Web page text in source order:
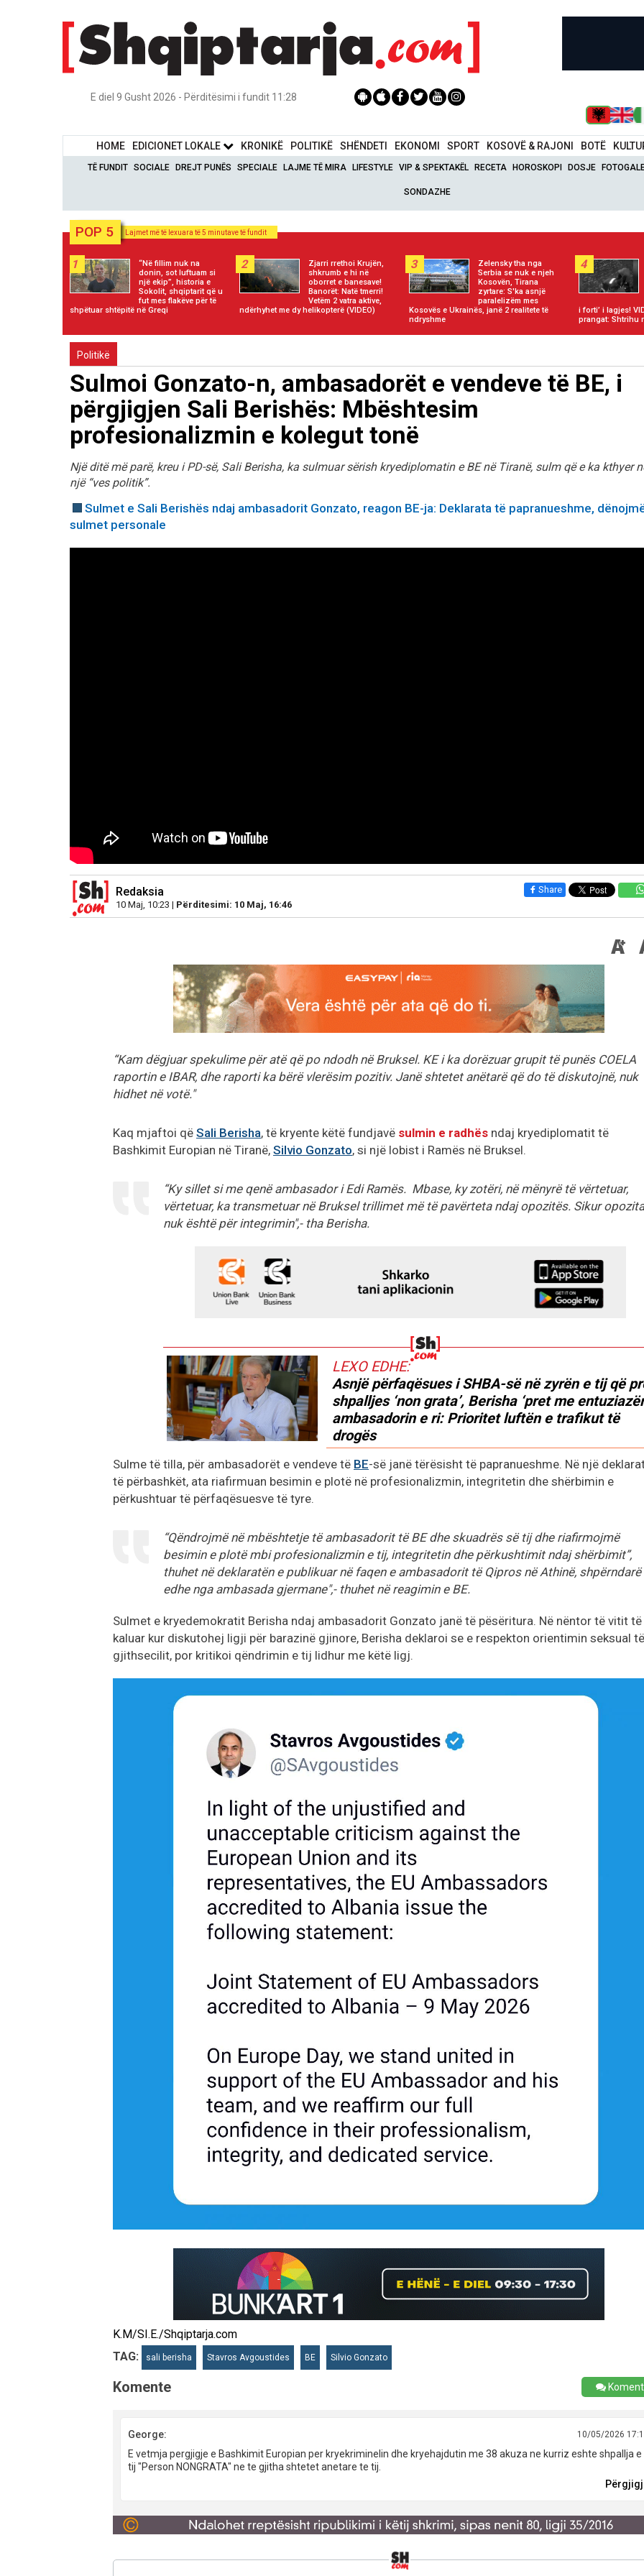
E diel 9 Gusht 2026 - Përditësimi i fundit 11:28
HOME EDICIONET LOKALE KRONIKË POLITIKË SHËNDETI EKONOMI SPORT KOSOVË & RAJONI BOTË
TË FUNDIT SOCIALE DREJT PUNËS SPECIALE LAJME TË MIRA LIFESTYLE VIP & SPEKTAKËL RECETA HOROSKOPI DOSJE
SONDAZHE
POP 5 Lajmet më të lexuara të 5 minutave të fundit
1
“Në fillim nuk na
donin, sot luftuam si
një ekip”, historia e
Sokolit, shqiptarit që u
fut mes flakëve për të
shpëtuar shtëpitë në Greqi
2
Zjarri rrethoi Krujën,
shkrumb e hi në
oborret e banesave!
Banorët: Natë tmerri!
Vetëm 2 vatra aktive,
ndërhyhet me dy helikopterë (VIDEO)
3
Zelensky tha nga
Serbia se nuk e njeh
Kosovën, Tirana
zyrtare: S'ka asnjë
paralelizëm mes
Kosovës e Ukrainës, janë 2 realitete të
ndryshme
4
i forti’ i lagjes!
prangat: Shtrihu
Politikë
Sulmoi Gonzato-n, ambasadorët e vendeve të BE, i
përgjigjen Sali Berishës: Mbështesim
profesionalizmin e kolegut tonë
Një ditë më parë, kreu i PD-së, Sali Berisha, ka sulmuar sërish kryediplomatin e BE në Tiranë, sulm që e ka kthyer
një “ves politik”.
Sulmet e Sali Berishës ndaj ambasadorit Gonzato, reagon BE-ja: Deklarata të papranueshme,
sulmet personale
Redaksia
10 Maj, 10:23 | Përditesimi: 10 Maj, 16:46
Share
“Kam dëgjuar spekulime për atë që po ndodh në Bruksel. KE i ka dorëzuar grupit të punës COELA
raportin e IBAR, dhe raporti ka bërë vlerësim pozitiv. Janë shtetet anëtarë që do të diskutojnë, nuk
hidhet në votë."
Kaq mjaftoi që Sali Berisha, të kryente këtë fundjavë sulmin e radhës ndaj kryediplomatit të
Bashkimit Europian në Tiranë, Silvio Gonzato, si një lobist i Ramës në Bruksel.
“Ky sillet si me qenë ambasador i Edi Ramës. Mbase, ky zotëri, në mënyrë të vërtetuar,
vërtetuar, ka transmetuar në Bruksel trillimet më të pavërteta ndaj opozitës. Sikur opozita
nuk është për integrimin",- tha Berisha.
LEXO EDHE:
Asnjë përfaqësues i SHBA-së në zyrën e tij që
shpalljes ‘non grata’, Berisha ‘pret me
ambasadorin e ri: Prioritet luftën e trafikut të
drogës
Sulme të tilla, për ambasadorët e vendeve të BE-së janë tërësisht të papranueshme. Në një
të përbashkët, ata riafirmuan besimin e plotë në profesionalizmin, integritetin dhe shërbimin e
përkushtuar të përfaqësuesve të tyre.
“Qëndrojmë në mbështetje të ambasadorit të BE dhe skuadrës së tij dhe riafirmojmë
besimin e plotë mbi profesionalizmin e tij, integritetin dhe përkushtimit ndaj shërbimit”,
thuhet në deklaratën e publikuar në faqen e ambasadorit të Qipros në Athinë, shpërndarë
edhe nga ambasada gjermane",- thuhet në reagimin e BE.
Sulmet e kryedemokratit Berisha ndaj ambasadorit Gonzato janë të pësëritura. Në nëntor të vitit të
kaluar kur diskutohej ligji për barazinë gjinore, Berisha deklaroi se e respekton orientimin seksual të
gjithsecilit, por kritikoi qëndrimin e tij lidhur me këtë ligj.
K.M/SI.E./Shqiptarja.com
TAG:
sali berisha Stavros Avgoustides BE Silvio Gonzato
Komente
George: 10/05/2026
E vetmja pergjigje e Bashkimit Europian per kryekriminelin dhe kryehajdutin me 38 akuza ne kurriz eshte shpallja e
tij "Person NONGRATA" ne te gjitha shtetet anetare te tij.